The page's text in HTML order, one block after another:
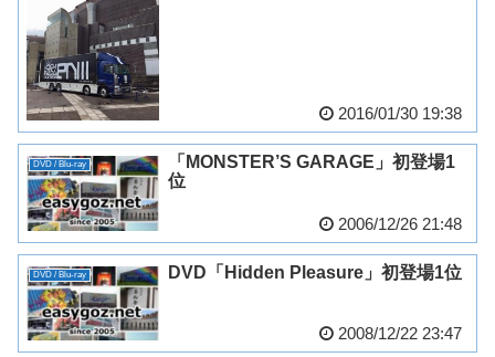
2016/01/30 19:38
DVD / Blu-ray
「MONSTER’S GARAGE」初登場1
位
2006/12/26 21:48
DVD / Blu-ray DVD「Hidden Pleasure」初登場1位
2008/12/22 23:47